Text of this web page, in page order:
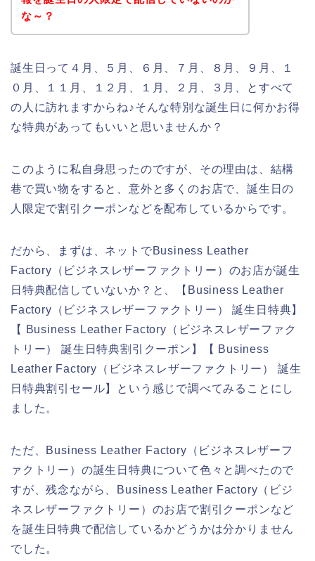
な～？
誕生日って４月、５月、６月、７月、８月、９月、１
０月、１１月、１２月、１月、２月、３月、とすべて
の人に訪れますからね♪そんな特別な誕生日に何かお得
な特典があってもいいと思いませんか？
このように私自身思ったのですが、その理由は、結構
巷で買い物をすると、意外と多くのお店で、誕生日の
人限定で割引クーポンなどを配布しているからです。
だから、まずは、ネットでBusiness Leather
Factory（ビジネスレザーファクトリー）のお店が誕生
日特典配信していないか？と、【Business Leather
Factory（ビジネスレザーファクトリー） 誕生日特典】
【 Business Leather Factory（ビジネスレザーファク
トリー） 誕生日特典割引クーポン】【 Business
Leather Factory（ビジネスレザーファクトリー） 誕生
日特典割引セール】という感じで調べてみることにし
ました。
ただ、Business Leather Factory（ビジネスレザーフ
ァクトリー）の誕生日特典について色々と調べたので
すが、残念ながら、Business Leather Factory（ビジ
ネスレザーファクトリー）のお店で割引クーポンなど
を誕生日特典で配信しているかどうかは分かりません
でした。